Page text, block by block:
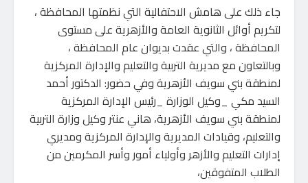
جاء ذلك على هامش الاحتفالية التي نظمتها المحافظة ،
لتكريم أوائل الثانوية العامة والأزهرية على مستوى
المحافظة ، والتي عقدت بديوان عام المحافظة ،
وبالتعاون مع مديرية التربية والتعليم والإدارة المركزية
لمنطقة بني سويف الأزهرية وفي حضور: الدكتور أحمد
السيد مكي _وكيل الوزارة _رئيس الإدارة المركزية
لمنطقة بني سويف الأزهرية، هاني عنتر وكيل وزارة التربية
والتعليم، وقيادات المديرية والإدارة المركزية ومديري
إدارات التعليم والأزهر وأولياء أمور وأسر المكرمين من
الطلاب المتفوقين،